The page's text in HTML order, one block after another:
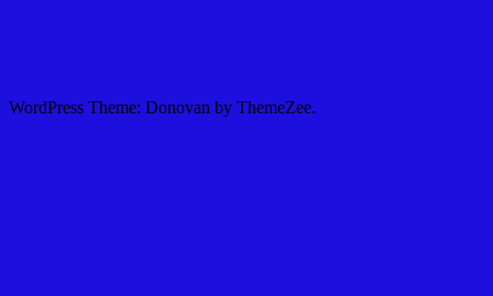
WordPress Theme: Donovan by ThemeZee.